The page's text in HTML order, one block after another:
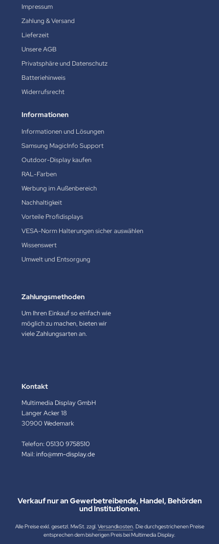
Impressum
Zahlung & Versand
Lieferzeit
Unsere AGB
Privatsphäre und Datenschutz
Batteriehinweis
Widerrufsrecht
Informationen
Informationen und Lösungen
Samsung MagicInfo Support
Outdoor-Display kaufen
RAL-Farben
Werbung im Außenbereich
Nachhaltigkeit
Vorteile Profidisplays
VESA-Norm Halterungen sicher auswählen
Wissenswert
Umwelt und Entsorgung
Zahlungsmethoden
Um Ihren Einkauf so einfach wie
möglich zu machen, bieten wir
viele Zahlungsarten an.
Kontakt
Multimedia Display GmbH
Langer Acker 18
30900 Wedemark
Telefon:05130 9758510
Mail:info@mm-display.de
Verkauf nur an Gewerbetreibende, Handel, Behörden
und Institutionen.
Alle Preise exkl. gesetzl. MwSt. zzgl. Versandkosten. Die durchgestrichenen Preise
entsprechen dem bisherigen Preis bei Multimedia Display.